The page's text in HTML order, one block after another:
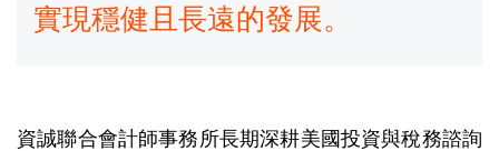
實現穩健且長遠的發展。
資誠聯合會計師事務所長期深耕美國投資與稅務諮詢